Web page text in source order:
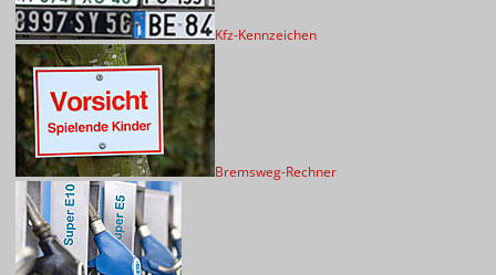
Kfz-Kennzeichen
Bremsweg-Rechner